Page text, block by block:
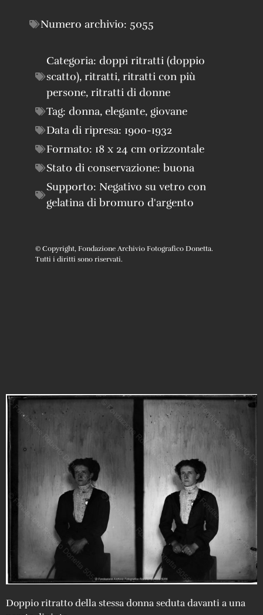
Doppio ritratto della stessa donna seduta davanti a una
Numero archivio: 5055
Categoria: doppi ritratti (doppio
scatto), ritratti, ritratti con più
persone, ritratti di donne
Tag: donna, elegante, giovane
Data di ripresa: 1900-1932
Formato: 18 x 24 cm orizzontale
Stato di conservazione: buona
Supporto: Negativo su vetro con
gelatina di bromuro d'argento
© Copyright, Fondazione Archivio Fotografico Donetta.
Tutti i diritti sono riservati.